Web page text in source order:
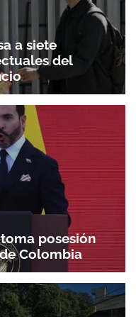
a siete
del
posesión
Colombia